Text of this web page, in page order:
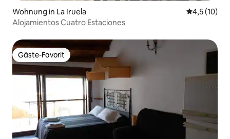
Wohnung in La Iruela
4,5 (10)
Alojamientos Cuatro Estaciones
Gäste-Favorit
Gäste-Favorit